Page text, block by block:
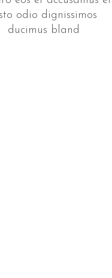
odio dignissimos
ducimus bland